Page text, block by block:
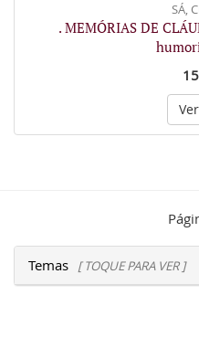
SÁ,
. MEMÓRIAS DE
Temas [ TOQUE PARA VER ]